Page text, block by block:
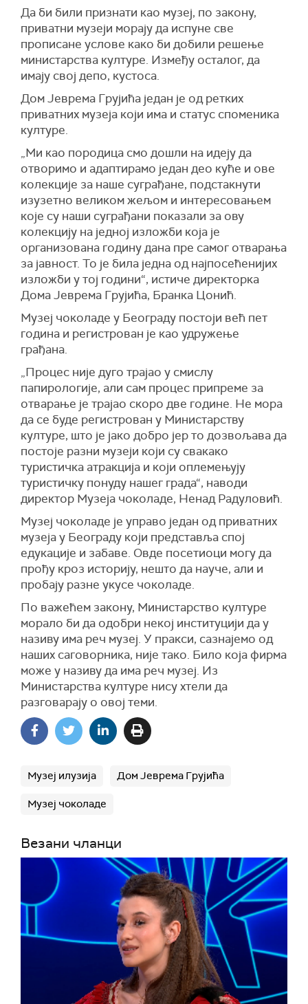
Да би били признати као музеј, по закону,
приватни музеји морају да испуне све
прописане услове како би добили решење
министарства културе. Између осталог, да
имају свој депо, кустоса.
Дом Јеврема Грујића један је од ретких
приватних музеја који има и статус споменика
културе.
„Ми као породица смо дошли на идеју да
отворимо и адаптирамо један део куће и ове
колекције за наше суграђане, подстакнути
изузетно великом жељом и интересовањем
које су наши суграђани показали за ову
колекцију на једној изложби која је
организована годину дана пре самог отварања
за јавност. То је била једна од најпосећенијих
изложби у тој години“, истиче директорка
Дома Јеврема Грујића, Бранка Цонић.
Музеј чоколаде у Београду постоји већ пет
година и регистрован је као удружење
грађана.
„Процес није дуго трајао у смислу
папирологије, али сам процес припреме за
отварање је трајао скоро две године. Не мора
да се буде регистрован у Министарству
културе, што је јако добро јер то дозвољава да
постоје разни музеји који су свакако
туристичка атракција и који оплемењују
туристичку понуду нашег града“, наводи
директор Музеја чоколаде, Ненад Радуловић.
Музеј чоколаде је управо један од приватних
музеја у Београду који представља спој
едукације и забаве. Овде посетиоци могу да
прођу кроз историју, нешто да науче, али и
пробају разне укусе чоколаде.
По важећем закону, Министарство културе
морало би да одобри некој институцији да у
називу има реч музеј. У пракси, сазнајемо од
наших саговорника, није тако. Било која фирма
може у називу да има реч музеј. Из
Министарства културе нису хтели да
разговарају о овој теми.
Музеј илузија Дом Јеврема Грујића
Музеј чоколаде
Везани чланци